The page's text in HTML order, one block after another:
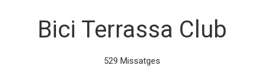
Bici Terrassa Club
529 Missatges